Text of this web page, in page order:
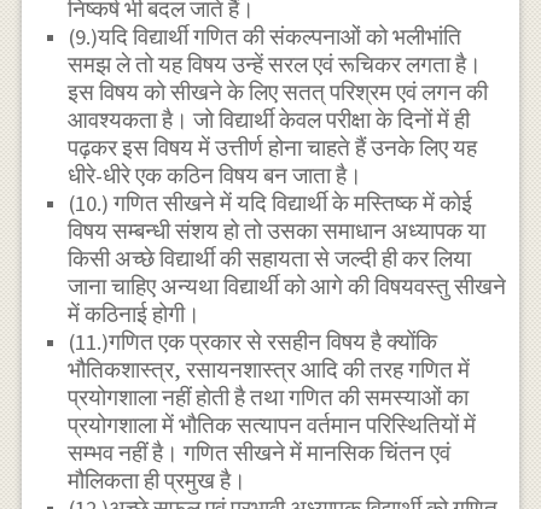
निष्कर्ष भी बदल जाते हैं।
(9.)यदि विद्यार्थी गणित की संकल्पनाओं को भलीभांति
समझ ले तो यह विषय उन्हें सरल एवं रूचिकर लगता है।
इस विषय को सीखने के लिए सतत् परिश्रम एवं लगन की
आवश्यकता है। जो विद्यार्थी केवल परीक्षा के दिनों में ही
पढ़कर इस विषय में उत्तीर्ण होना चाहते हैं उनके लिए यह
धीरे-धीरे एक कठिन विषय बन जाता है।
(10.) गणित सीखने में यदि विद्यार्थी के मस्तिष्क में कोई
विषय सम्बन्धी संशय हो तो उसका समाधान अध्यापक या
किसी अच्छे विद्यार्थी की सहायता से जल्दी ही कर लिया
जाना चाहिए अन्यथा विद्यार्थी को आगे की विषयवस्तु सीखने
में कठिनाई होगी।
(11.)गणित एक प्रकार से रसहीन विषय है क्योंकि
भौतिकशास्त्र, रसायनशास्त्र आदि की तरह गणित में
प्रयोगशाला नहीं होती है तथा गणित की समस्याओं का
प्रयोगशाला में भौतिक सत्यापन वर्तमान परिस्थितियों में
सम्भव नहीं है। गणित सीखने में मानसिक चिंतन एवं
मौलिकता ही प्रमुख है।